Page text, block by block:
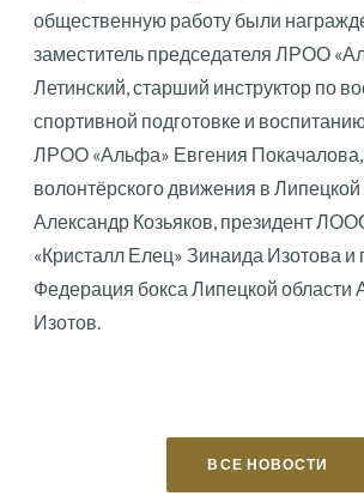
общественную работу были
заместитель председателя ЛРОО
Летинский, старший инструктор по
спортивной подготовке и
ЛРОО «Альфа» Евгения Покачалова,
волонтёрского движения в Липецкой
Александр Козьяков, президент
«Кристалл Елец» Зинаида Изотова
Федерация бокса Липецкой области
Изотов.
ВСЕ НОВОСТИ